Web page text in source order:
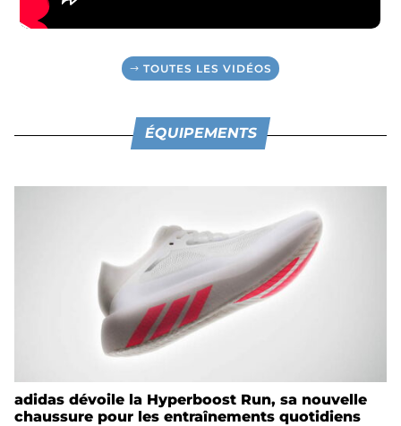
TOUTES LES VIDÉOS
ÉQUIPEMENTS
adidas dévoile la Hyperboost Run, sa nouvelle
chaussure pour les entraînements quotidiens